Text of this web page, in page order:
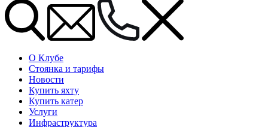
О Клубе
Стоянка и тарифы
Новости
Купить яхту
Купить катер
Услуги
Инфраструктура